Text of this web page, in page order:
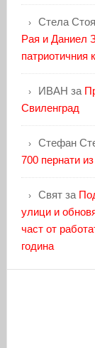
Стела
Рая и Даниел
патриотичния
ИВАН за
Свиленград
Стефан
700 пернати
Святза
улици и
част от
година